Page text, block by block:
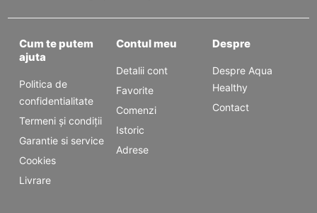
Cum te putem
ajuta
Politica de
confidentialitate
Termeni și condiții
Garantie si service
Cookies
Livrare
Contul meu
Detalii cont
Favorite
Comenzi
Istoric
Adrese
Despre
Despre Aqua
Healthy
Contact